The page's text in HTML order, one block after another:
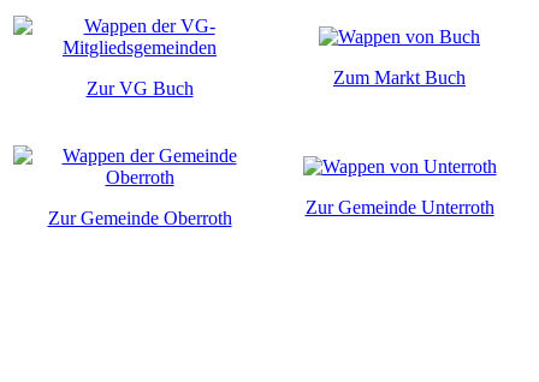
Zur VG Buch
Zum Markt Buch
Zur Gemeinde Oberroth
Zur Gemeinde Unterroth